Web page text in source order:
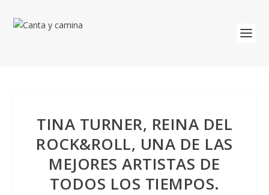
TINA TURNER, REINA DEL
ROCK&ROLL, UNA DE LAS
MEJORES ARTISTAS DE
TODOS LOS TIEMPOS.